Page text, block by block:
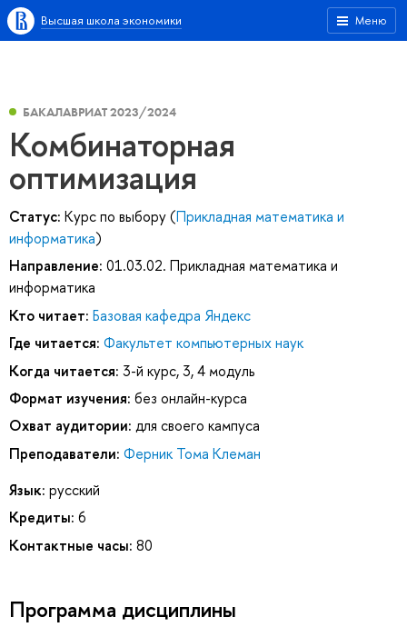
Меню
Высшая школа экономики
БАКАЛАВРИАТ 2023/2024
Комбинаторная
оптимизация
Статус: Курс по выбору (Прикладная математика и
информатика)
Направление: 01.03.02. Прикладная математика и
информатика
Кто читает: Базовая кафедра Яндекс
Где читается: Факультет компьютерных наук
Когда читается: 3-й курс, 3, 4 модуль
Формат изучения: без онлайн-курса
Охват аудитории: для своего кампуса
Преподаватели: Ферник Тома Клеман
Язык: русский
Кредиты: 6
Контактные часы: 80
Программа дисциплины